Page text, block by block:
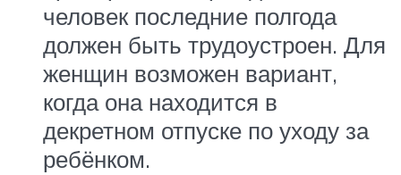
человек последние полгода
должен быть трудоустроен. Для
женщин возможен вариант,
когда она находится в
декретном отпуске по уходу за
ребёнком.